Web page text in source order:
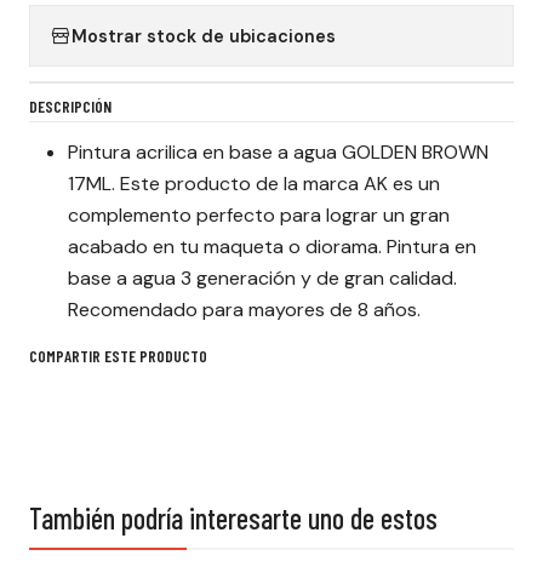
Mostrar stock de ubicaciones
DESCRIPCIÓN
Pintura acrilica en base a agua GOLDEN BROWN
17ML. Este producto de la marca AK es un
complemento perfecto para lograr un gran
acabado en tu maqueta o diorama. Pintura en
base a agua 3 generación y de gran calidad.
Recomendado para mayores de 8 años.
COMPARTIR ESTE PRODUCTO
También podría interesarte uno de estos